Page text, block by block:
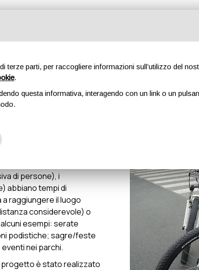
Squadra ciclistica
Home Attività Squadra ciclistica
di quello
a tutti quegli eventi in
pedonali – anche
di persone), i
abbiano tempi di
raggiungere il luogo
considerevole) o
esempi: serate
podistiche; sagre/feste
nei parchi.
progetto è stato realizzato
terze parti, per raccogliere informazioni sull’utilizzo del
.
questa informativa, interagendo con un link o un